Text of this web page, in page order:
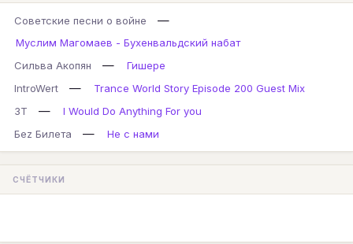
Советские песни о войне —
Муслим Магомаев - Бухенвальдский набат
Сильва Акопян
—
Гишере
IntroWert
—
Trance World Story Episode 200 Guest Mix
3T
—
I Would Do Anything For you
Беz Билета
— Не с нами
СЧЁТЧИКИ